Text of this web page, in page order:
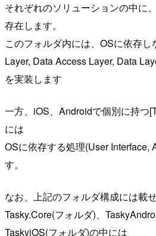
それぞれのソリューションの中に
存在します。
このフォルダ内には、OSに依存
Layer, Data Access Layer, Data
を実装します
一方、iOS、Androidで個別に持つ
には
OSに依存する処理(User Interface,
す。
なお、上記のフォルダ構成には載
Tasky.Core(フォルダ)、
TaskyiOS(フォルダ)の中には